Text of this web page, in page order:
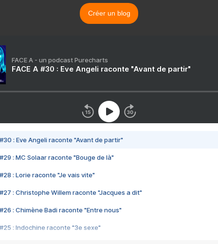
Créer un blog
FACE A - un podcast Purecharts
FACE A #30 : Eve Angeli raconte "Avant de partir"
#30 : Eve Angeli raconte "Avant de partir"
#29 : MC Solaar raconte "Bouge de là"
#28 : Lorie raconte "Je vais vite"
#27 : Christophe Willem raconte "Jacques a dit"
#26 : Chimène Badi raconte "Entre nous"
#25 : Indochine raconte "3e sexe"